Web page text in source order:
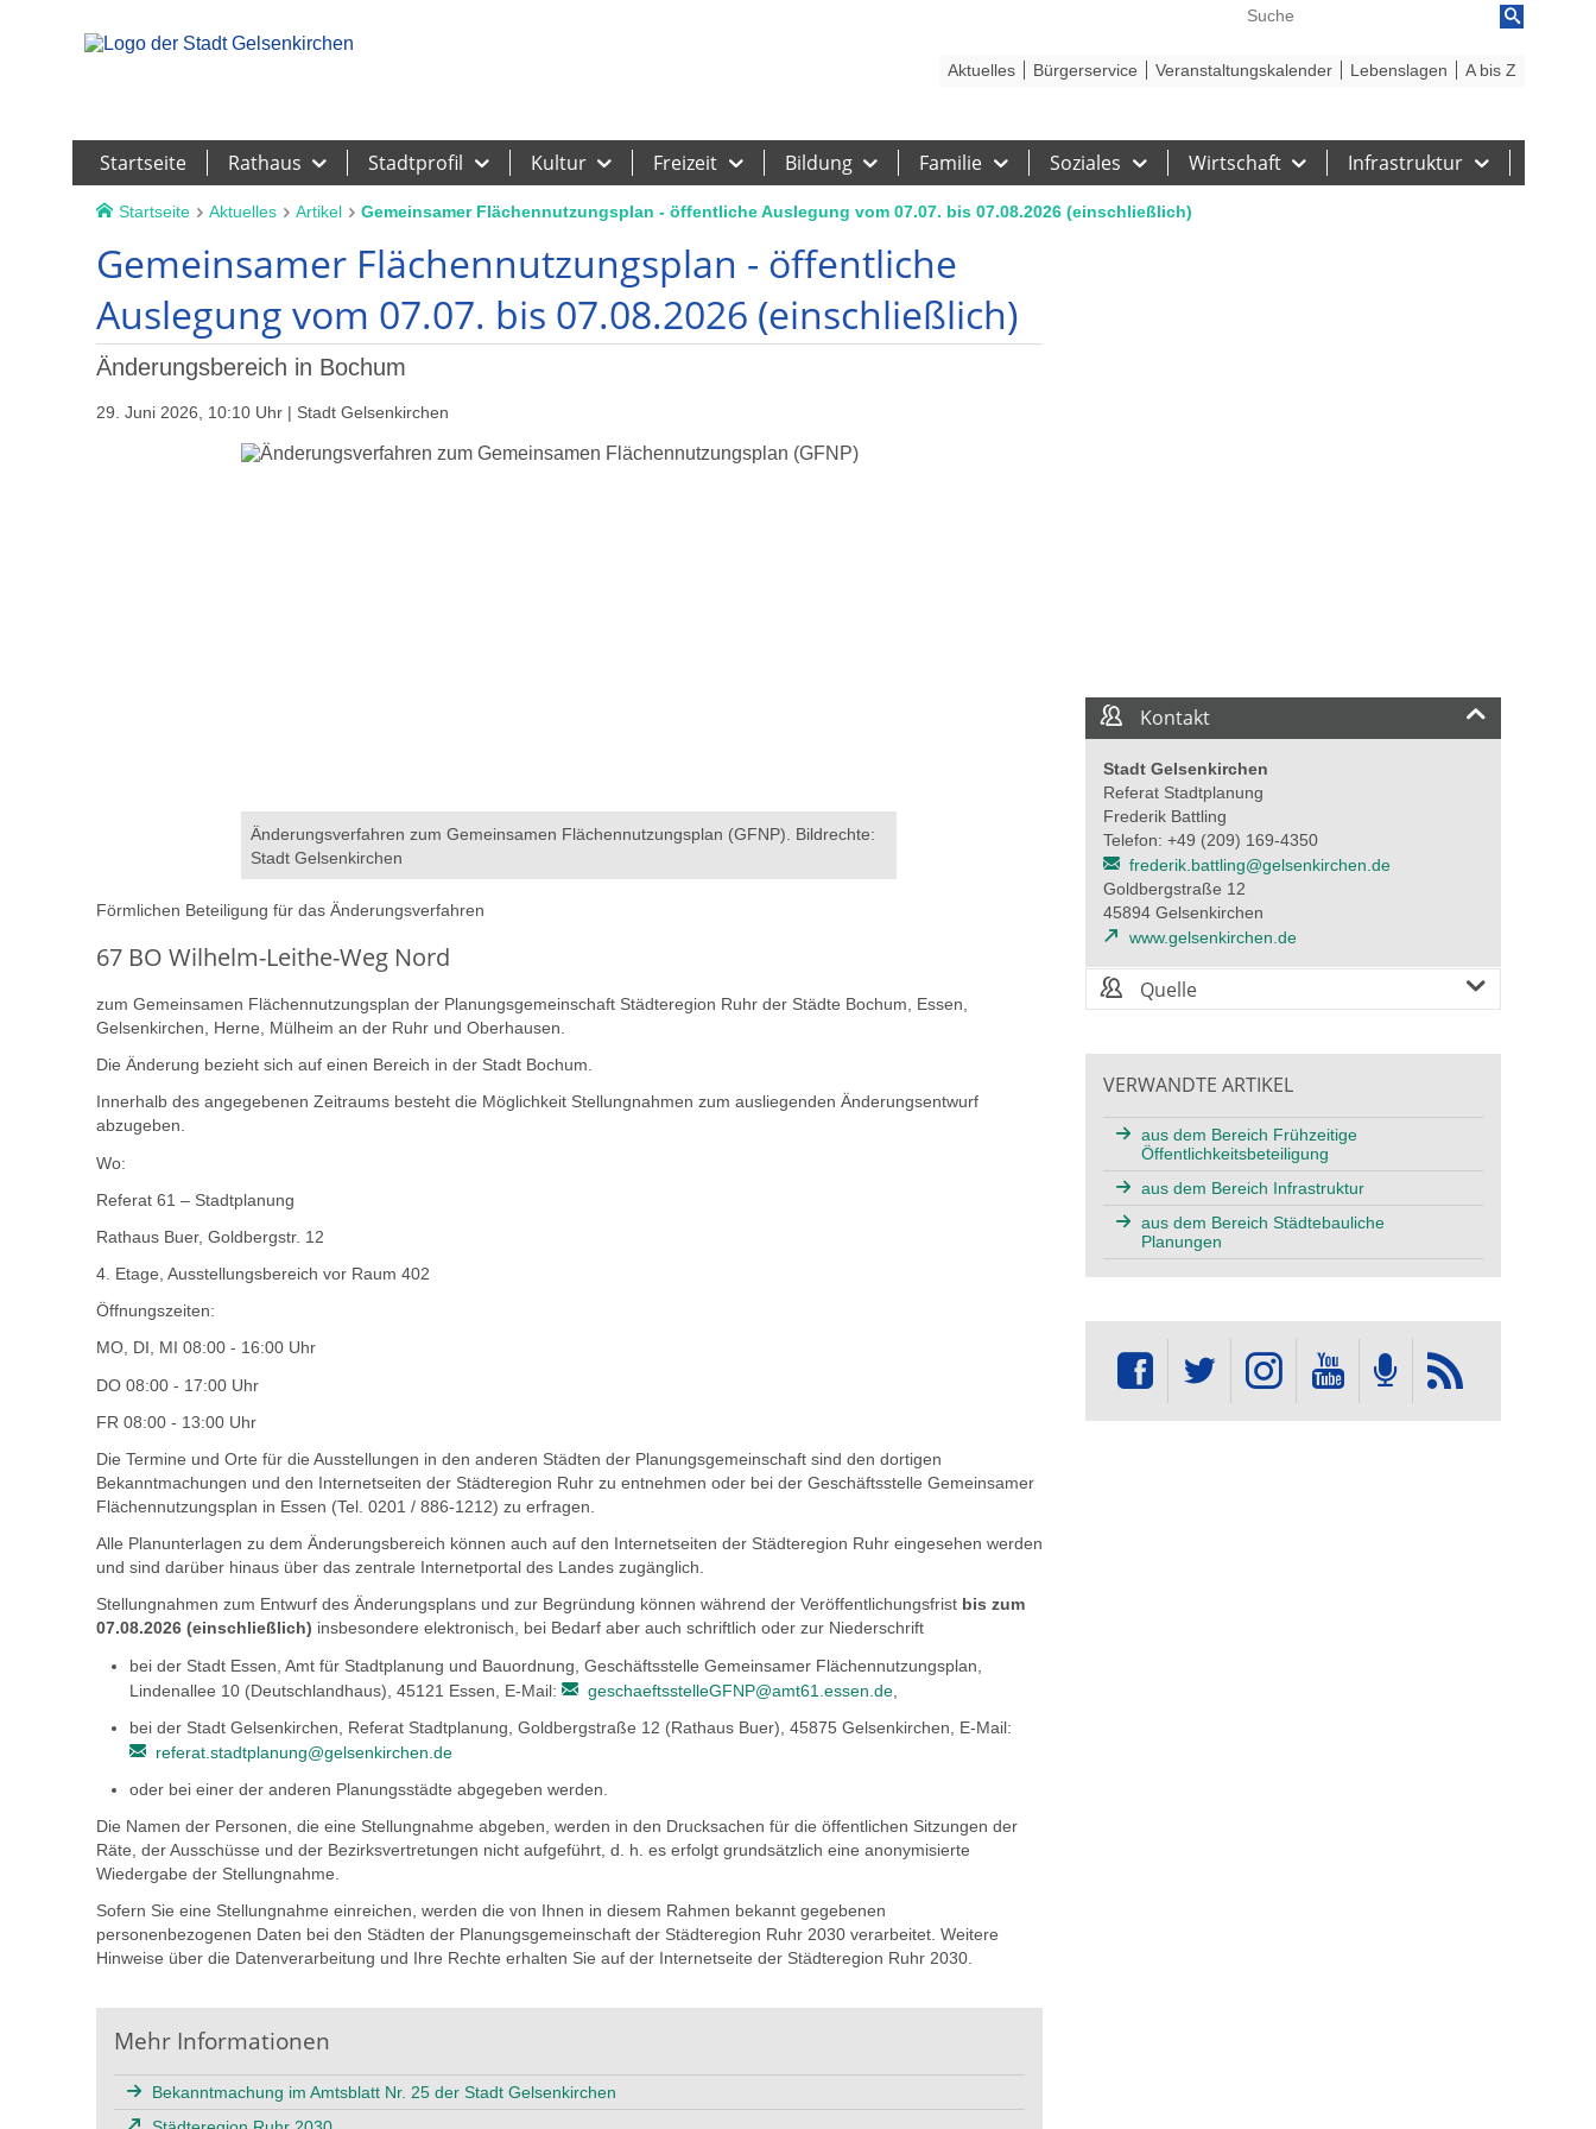
Startseite Rathaus Stadtprofil Kultur Freizeit Bildung Familie Soziales Wirtschaft Infrastruktur
Aktuelles Bürgerservice Veranstaltungskalender Lebenslagen A bis Z
Startseite Aktuelles Artikel Gemeinsamer Flächennutzungsplan - öffentliche Auslegung vom 07.07. bis 07.08.2026 (einschließlich)
Gemeinsamer Flächennutzungsplan - öffentliche
Auslegung vom 07.07. bis 07.08.2026 (einschließlich)
Änderungsbereich in Bochum
29. Juni 2026, 10:10 Uhr | Stadt Gelsenkirchen
Änderungsverfahren zum Gemeinsamen Flächennutzungsplan (GFNP). Bildrechte:
Stadt Gelsenkirchen
Förmlichen Beteiligung für das Änderungsverfahren
67 BO Wilhelm-Leithe-Weg Nord
zum Gemeinsamen Flächennutzungsplan der Planungsgemeinschaft Städteregion Ruhr der Städte Bochum, Essen,
Gelsenkirchen, Herne, Mülheim an der Ruhr und Oberhausen.
Die Änderung bezieht sich auf einen Bereich in der Stadt Bochum.
Innerhalb des angegebenen Zeitraums besteht die Möglichkeit Stellungnahmen zum ausliegenden Änderungsentwurf
abzugeben.
Wo:
Referat 61 – Stadtplanung
Rathaus Buer, Goldbergstr. 12
4. Etage, Ausstellungsbereich vor Raum 402
Öffnungszeiten:
MO, DI, MI 08:00 - 16:00 Uhr
DO 08:00 - 17:00 Uhr
FR 08:00 - 13:00 Uhr
Die Termine und Orte für die Ausstellungen in den anderen Städten der Planungsgemeinschaft sind den dortigen
Bekanntmachungen und den Internetseiten der Städteregion Ruhr zu entnehmen oder bei der Geschäftsstelle Gemeinsamer
Flächennutzungsplan in Essen (Tel. 0201 / 886-1212) zu erfragen.
Alle Planunterlagen zu dem Änderungsbereich können auch auf den Internetseiten der Städteregion Ruhr eingesehen werden
und sind darüber hinaus über das zentrale Internetportal des Landes zugänglich.
Stellungnahmen zum Entwurf des Änderungsplans und zur Begründung können während der Veröffentlichungsfrist bis zum
07.08.2026 (einschließlich) insbesondere elektronisch, bei Bedarf aber auch schriftlich oder zur Niederschrift
bei der Stadt Essen, Amt für Stadtplanung und Bauordnung, Geschäftsstelle Gemeinsamer Flächennutzungsplan,
Lindenallee 10 (Deutschlandhaus), 45121 Essen, E-Mail:
geschaeftsstelleGFNP@amt61.essen.de,
bei der Stadt Gelsenkirchen, Referat Stadtplanung, Goldbergstraße 12 (Rathaus Buer), 45875 Gelsenkirchen, E-Mail:
referat.stadtplanung@gelsenkirchen.de
oder bei einer der anderen Planungsstädte abgegeben werden.
Die Namen der Personen, die eine Stellungnahme abgeben, werden in den Drucksachen für die öffentlichen Sitzungen der
Räte, der Ausschüsse und der Bezirksvertretungen nicht aufgeführt, d. h. es erfolgt grundsätzlich eine anonymisierte
Wiedergabe der Stellungnahme.
Sofern Sie eine Stellungnahme einreichen, werden die von Ihnen in diesem Rahmen bekannt gegebenen
personenbezogenen Daten bei den Städten der Planungsgemeinschaft der Städteregion Ruhr 2030 verarbeitet. Weitere
Hinweise über die Datenverarbeitung und Ihre Rechte erhalten Sie auf der Internetseite der Städteregion Ruhr 2030.
Mehr Informationen
Bekanntmachung im Amtsblatt Nr. 25 der Stadt Gelsenkirchen
Kontakt
Stadt Gelsenkirchen
Referat Stadtplanung
Frederik Battling
Telefon: +49 (209) 169-4350
frederik.battling@gelsenkirchen.de
Goldbergstraße 12
45894 Gelsenkirchen
www.gelsenkirchen.de
Quelle
VERWANDTE ARTIKEL
aus dem Bereich Frühzeitige
Öffentlichkeitsbeteiligung
aus dem Bereich Infrastruktur
aus dem Bereich Städtebauliche
Planungen